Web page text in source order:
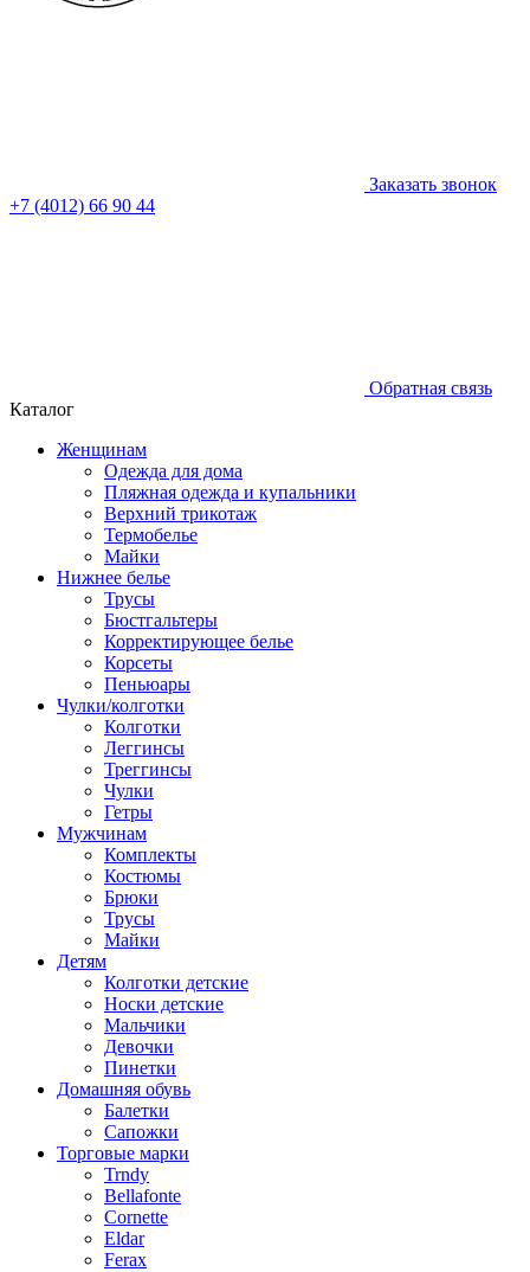
Заказать звонок
+7 (4012) 66 90 44
Обратная связь
Каталог
Женщинам
Одежда для дома
Пляжная одежда и купальники
Верхний трикотаж
Термобелье
Майки
Нижнее белье
Трусы
Бюстгальтеры
Корректирующее белье
Корсеты
Пеньюары
Чулки/колготки
Колготки
Леггинсы
Треггинсы
Чулки
Гетры
Мужчинам
Комплекты
Костюмы
Брюки
Трусы
Майки
Детям
Колготки детские
Носки детские
Мальчики
Девочки
Пинетки
Домашняя обувь
Балетки
Сапожки
Торговые марки
Trndy
Bellafonte
Cornette
Eldar
Ferax